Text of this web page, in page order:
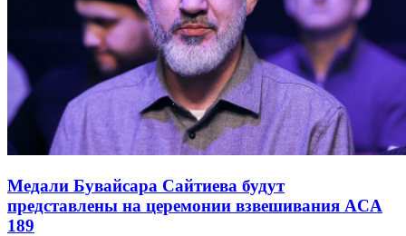
Медали Бувайсара Сайтиева будут
представлены на церемонии взвешивания ACA
189